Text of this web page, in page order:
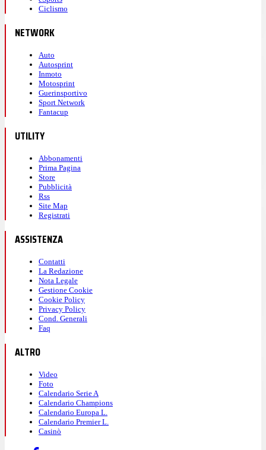
Ciclismo
NETWORK
Auto
Autosprint
Inmoto
Motosprint
Guerinsportivo
Sport Network
Fantacup
UTILITY
Abbonamenti
Prima Pagina
Store
Pubblicità
Rss
Site Map
Registrati
ASSISTENZA
Contatti
La Redazione
Nota Legale
Gestione Cookie
Cookie Policy
Privacy Policy
Cond. Generali
Faq
ALTRO
Video
Foto
Calendario Serie A
Calendario Champions
Calendario Europa L.
Calendario Premier L.
Casinò